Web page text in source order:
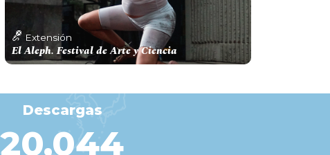
Extensión
El Aleph. Festival de Arte y Ciencia
Descargas
20,044